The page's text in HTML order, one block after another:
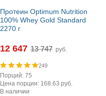
Протеин Optimum Nutrition
100% Whey Gold Standard
2270 г
12 647 руб.
249
Порций: 75
Цена порции: 168.63 руб.
В наличии